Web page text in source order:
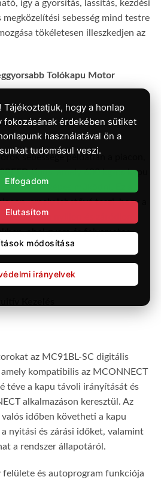
így a gyorsítás, lassítás, kezdési
megközelítési sebesség mind testre
tökéletesen illeszkedjen az
Tolókapu Motor
sebessége példátlan a piacon,
típus, amely 600 kg-os kapu
képes működni. Ez a
amely lehetővé teszi, hogy a
nyíljon és záródjon,
ahol gyors és folyamatos
Kezelés
az MC91BL-SC digitális
kompatibilis az MCONNECT
téve a kapu távoli irányítását és
alkalmazáson keresztül. Az
valós időben követheti a kapu
nyitási és zárási időket, valamint
a rendszer állapotáról.
felülete és autoprogram funkciója
Tájékoztatjuk, hogy a honlap
fokozásának érdekében sütiket
használatával ön a
tudomásul veszi.
Elfogadom
Elutasítom
módosítása
irányelvek